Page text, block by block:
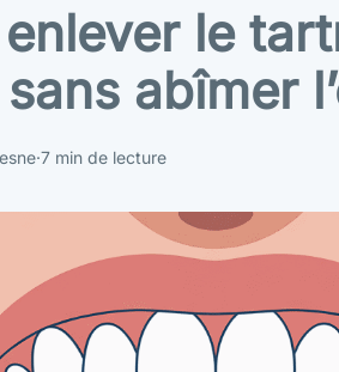
le
abîmer
·7 min de lecture